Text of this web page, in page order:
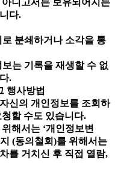
니고서는 보유되어지는
다.
분쇄하거나 소각을 통
는 기록을 재생할 수 없
.
행사방법
신의 개인정보를 조회하
할 수도 있습니다.
해서는 ‘개인정보변
(동의철회)를 위해서는
를 거치신 후 직접 열람,